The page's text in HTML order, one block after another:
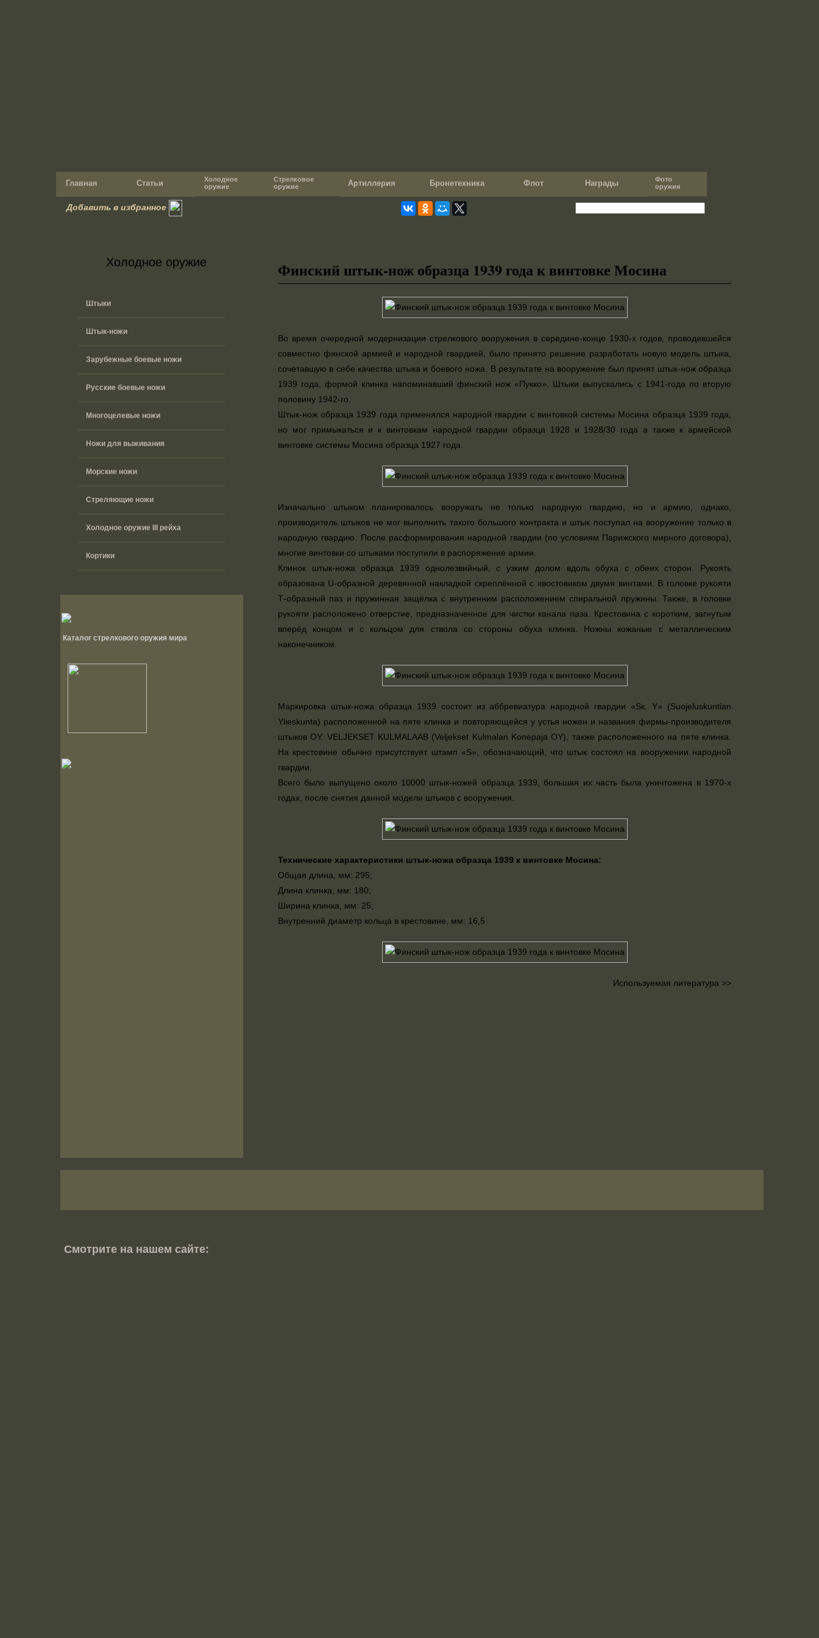
Главная Статьи
Холодное
оружие
Стрелковое
оружие
Артиллерия Бронетехника Флот Награды
Фото
оружия
Добавить в избранное
Холодное оружие
Штыки
Штык-ножи
Зарубежные боевые ножи
Русские боевые ножи
Многоцелевые ножи
Ножи для выживания
Морские ножи
Стреляющие ножи
Холодное оружие III рейха
Кортики
Каталог стрелкового оружия мира
Финский штык-нож образца 1939 года к винтовке Мосина
Во время очередной модернизации стрелкового вооружения в середине-конце 1930-х годов, проводившейся
совместно финской армией и народной гвардией, было принято решение разработать новую модель штыка,
сочетавшую в себе качества штыка и боевого ножа. В результате на вооружение был принят штык-нож образца
1939 года, формой клинка напоминавший финский нож «Пукко». Штыки выпускались с 1941-года по вторую
половину 1942-го.
Штык-нож образца 1939 года применялся народной гвардии с винтовкой системы Мосина образца 1939 года,
но мог примыкаться и к винтовкам народной гвардии образца 1928 и 1928/30 года а также к армейской
винтовке системы Мосина образца 1927 года.
Изначально штыком планировалось вооружать не только народную гвардию, но и армию, однако,
производитель штыков не мог выполнить такого большого контракта и штык поступал на вооружение только в
народную гвардию. После расформирования народной гвардии (по условиям Парижского мирного договора),
многие винтовки со штыками поступили в распоряжение армии.
Клинок штык-ножа образца 1939 однолезвийный, с узким долом вдоль обуха с обеих сторон. Рукоять
образована U-образной деревянной накладкой скреплённой с хвостовиком двумя винтами. В головке рукояти
Т-образный паз и пружинная защёлка с внутренним расположением спиральной пружины. Также, в головке
рукояти расположено отверстие, предназначенное для чистки канала паза. Крестовина с коротким, загнутым
вперёд концом и с кольцом для ствола со стороны обуха клинка. Ножны кожаные с металлическим
наконечником.
Маркировка штык-ножа образца 1939 состоит из аббревиатура народной гвардии «Sк. Y» (Suojeluskuntian
Ylieskunta) расположенной на пяте клинка и повторяющейся у устья ножен и названия фирмы-производителя
штыков OY. VELJEKSET KULMALAAB (Veljekset Kulmalan Konepaja OY), также расположенного на пяте клинка.
На крестовине обычно присутствует штамп «S», обозначающий, что штык состоял на вооружении народной
гвардии.
Всего было выпущено около 10000 штык-ножей образца 1939, большая их часть была уничтожена в 1970-х
годах, после снятия данной модели штыков с вооружения.
Технические характеристики штык-ножа образца 1939 к винтовке Мосина:
Общая длина, мм: 295;
Длина клинка, мм: 180;
Ширина клинка, мм: 25;
Внутренний диаметр кольца в крестовине, мм: 16,5
Используемая литература >>
Смотрите на нашем сайте: